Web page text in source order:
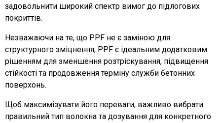
задовольнити широкий спектр вимог до підлогових
покриттів.
Незважаючи на те, що PPF не є заміною для
структурного зміцнення, PPF є ідеальним додатковим
рішенням для зменшення розтріскування, підвищення
стійкості та продовження терміну служби бетонних
поверхонь.
Щоб максимізувати його переваги, важливо вибрати
правильний тип волокна та дозування для конкретного